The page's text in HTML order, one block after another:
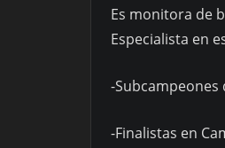
Es monitora de
Especialista en
-Subcampeones
-Finalistas en